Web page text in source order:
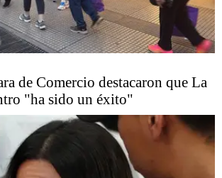
de Comercio destacaron que La
"ha sido un éxito"